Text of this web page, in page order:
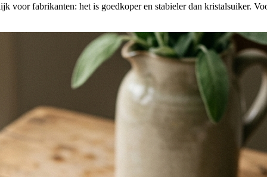
voor fabrikanten: het is goedkoper en stabieler dan kristalsuiker.